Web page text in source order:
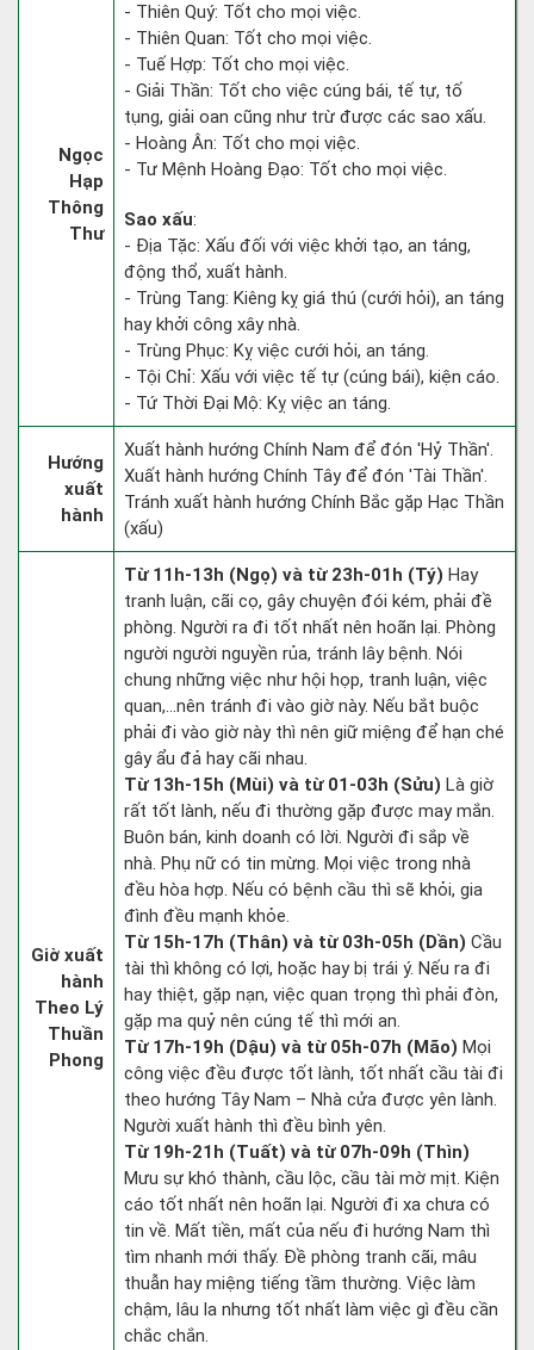
Ngọc
Hạp
Thông
Thư
- Thiên Quý: Tốt cho mọi việc.
- Thiên Quan: Tốt cho mọi việc.
- Tuế Hợp: Tốt cho mọi việc.
- Giải Thần: Tốt cho việc cúng bái, tế tự, tố
tụng, giải oan cũng như trừ được các sao xấu.
- Hoàng Ân: Tốt cho mọi việc.
- Tư Mệnh Hoàng Đạo: Tốt cho mọi việc.
Sao xấu:
- Địa Tặc: Xấu đối với việc khởi tạo, an táng,
động thổ, xuất hành.
- Trùng Tang: Kiêng kỵ giá thú (cưới hỏi), an táng
hay khởi công xây nhà.
- Trùng Phục: Kỵ việc cưới hỏi, an táng.
- Tội Chỉ: Xấu với việc tế tự (cúng bái), kiện cáo.
- Tứ Thời Đại Mộ: Kỵ việc an táng.
Hướng
xuất
hành
Xuất hành hướng Chính Nam để đón 'Hỷ Thần'.
Xuất hành hướng Chính Tây để đón 'Tài Thần'.
Tránh xuất hành hướng Chính Bắc gặp Hạc Thần
(xấu)
Giờ xuất
hành
Theo Lý
Thuần
Phong
Từ 11h-13h (Ngọ) và từ 23h-01h (Tý) Hay
tranh luận, cãi cọ, gây chuyện đói kém, phải đề
phòng. Người ra đi tốt nhất nên hoãn lại. Phòng
người người nguyền rủa, tránh lây bệnh. Nói
chung những việc như hội họp, tranh luận, việc
quan,…nên tránh đi vào giờ này. Nếu bắt buộc
phải đi vào giờ này thì nên giữ miệng để hạn ché
gây ẩu đả hay cãi nhau.
Từ 13h-15h (Mùi) và từ 01-03h (Sửu) Là giờ
rất tốt lành, nếu đi thường gặp được may mắn.
Buôn bán, kinh doanh có lời. Người đi sắp về
nhà. Phụ nữ có tin mừng. Mọi việc trong nhà
đều hòa hợp. Nếu có bệnh cầu thì sẽ khỏi, gia
đình đều mạnh khỏe.
Từ 15h-17h (Thân) và từ 03h-05h (Dần) Cầu
tài thì không có lợi, hoặc hay bị trái ý. Nếu ra đi
hay thiệt, gặp nạn, việc quan trọng thì phải đòn,
gặp ma quỷ nên cúng tế thì mới an.
Từ 17h-19h (Dậu) và từ 05h-07h (Mão) Mọi
công việc đều được tốt lành, tốt nhất cầu tài đi
theo hướng Tây Nam – Nhà cửa được yên lành.
Người xuất hành thì đều bình yên.
Từ 19h-21h (Tuất) và từ 07h-09h (Thìn)
Mưu sự khó thành, cầu lộc, cầu tài mờ mịt. Kiện
cáo tốt nhất nên hoãn lại. Người đi xa chưa có
tin về. Mất tiền, mất của nếu đi hướng Nam thì
tìm nhanh mới thấy. Đề phòng tranh cãi, mâu
thuẫn hay miệng tiếng tầm thường. Việc làm
chậm, lâu la nhưng tốt nhất làm việc gì đều cần
chắc chắn.